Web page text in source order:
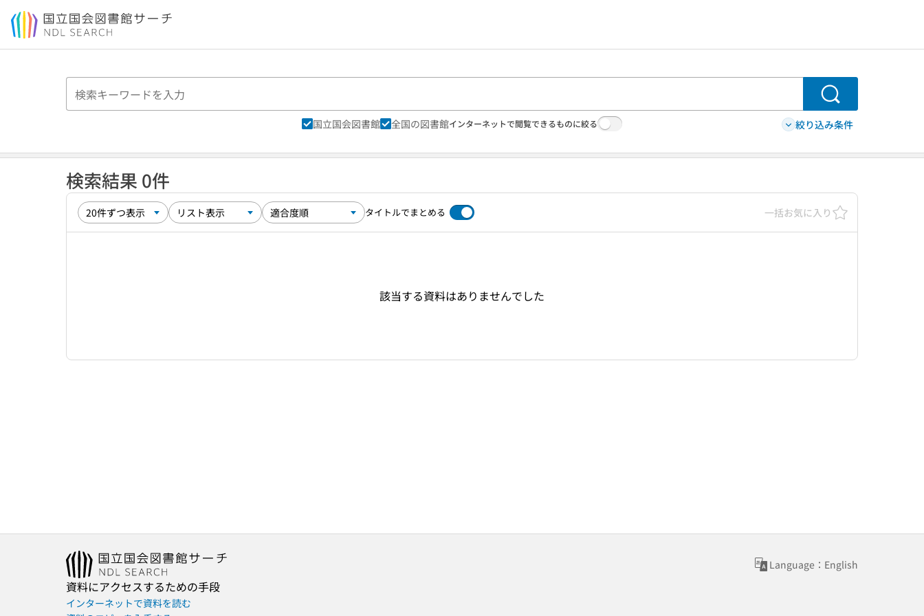
本文へ移動
検索
国立国会図書館 全国の図書館インターネットで閲覧できるものに絞る 絞り込み条件
検索結果 0件
タイトルでまとめる 一括お気に入り
該当する資料はありませんでした
Language：English
資料にアクセスするための手段
インターネットで資料を読む